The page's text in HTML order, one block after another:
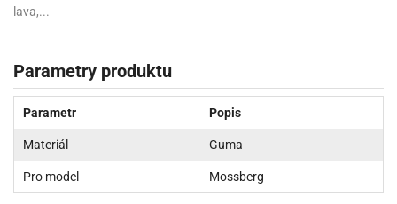
lava,...
Parametry produktu
Parametr Popis
Materiál Guma
Pro model Mossberg